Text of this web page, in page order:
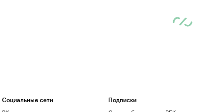
Социальные сети Подписки